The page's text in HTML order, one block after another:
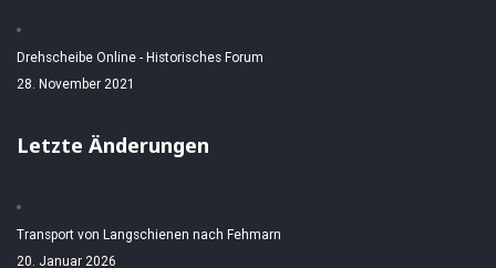
Drehscheibe Online - Historisches Forum
28. November 2021
Letzte Änderungen
Transport von Langschienen nach Fehmarn
20. Januar 2026